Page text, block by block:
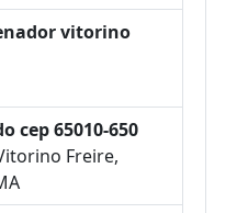
vitorino
cep 65010-650
Freire,